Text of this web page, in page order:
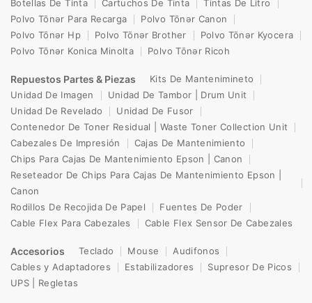
Botellas De Tinta
Cartuchos De Tinta
Tintas De Litro
Polvo Tōnər Para Recarga
Polvo Tōnər Canon
Polvo Tōnər Hp
Polvo Tōnər Brother
Polvo Tōnər Kyocera
Polvo Tōnər Konica Minolta
Polvo Tōnər Ricoh
Repuestos Partes & Piezas
Kits De Mantenimineto
Unidad De Imagen
Unidad De Tambor | Drum Unit
Unidad De Revelado
Unidad De Fusor
Contenedor De Toner Residual | Waste Toner Collection Unit
Cabezales De Impresión
Cajas De Mantenimiento
Chips Para Cajas De Mantenimiento Epson | Canon
Reseteador De Chips Para Cajas De Mantenimiento Epson |
Canon
Rodillos De Recojida De Papel
Fuentes De Poder
Cable Flex Para Cabezales
Cable Flex Sensor De Cabezales
Accesorios Teclado Mouse
Audifonos
Cables y Adaptadores
Estabilizadores
Supresor De Picos
UPS | Regletas